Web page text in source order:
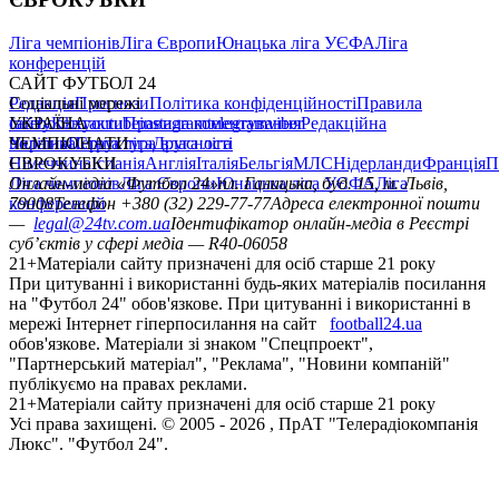
Ліга чемпіонівЛіга ЄвропиЮнацька ліга УЄФАЛіга
конференцій
САЙТ ФУТБОЛ 24
РедакціяПрогнозиПолітика конфіденційностіПравила
сайтуКонтактиПравила коментуванняРедакційна
політикаСтруктура власності
Соціальні мережі
facebookxyoutubeinstagramtelegramviber
УКРАЇНА
УкраїнаПерша лігаДруга ліга
ЧЕМПІОНАТИ
НімеччинаІспаніяАнгліяІталіяБельгіяМЛСНідерландиФранція
ЄВРОКУБКИ
Ліга чемпіонівЛіга ЄвропиЮнацька ліга УЄФАЛіга
конференцій
Онлайн-медіа «Футбол 24»пл. Галицька, буд. 15, м. Львів,
79008Телефон +380 (32) 229-77-77Адреса електронної пошти
— legal@24tv.com.uaІдентифікатор онлайн-медіа в Реєстрі
суб’єктів у сфері медіа — R40-06058
21+Матеріали сайту призначені для осіб старше 21 року
При цитуванні і використанні будь-яких матеріалів посилання
на "Футбол 24" обов'язкове. При цитуванні і використанні в
мережі Інтернет гіперпосилання на сайт
football24.ua
обов'язкове. Матеріали зі знаком "Спецпроект",
"Партнерський матеріал", "Реклама", "Новини компаній"
публікуємо на правах реклами.
21+Матеріали сайту призначені для осіб старше 21 року
Усi права захищенi. © 2005 - 2026 , ПрАТ "Телерадіокомпанія
Люкс". "Футбол 24".